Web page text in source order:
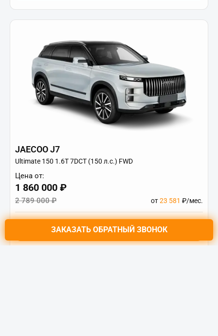
JAECOO J7
Ultimate 150 1.6T 7DCT (150 л.с.) FWD
Цена от:
1 860 000 ₽
2 789 000 ₽ от23 581 ₽/мес.
Купить в кредит
ЗАКАЗАТЬ ОБРАТНЫЙ ЗВОНОК